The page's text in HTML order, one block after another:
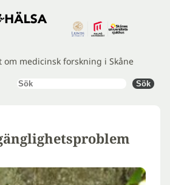
om medicinsk forskning i Skåne
Sök Sök